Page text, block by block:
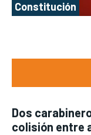
Dos
colisión entre
Constitución